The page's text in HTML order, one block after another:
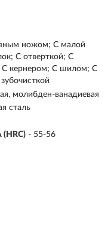
ножом; С малой
С отверткой; С
С кернером; С шилом; С
молибден-ванадиевая
сталь
- 55-56